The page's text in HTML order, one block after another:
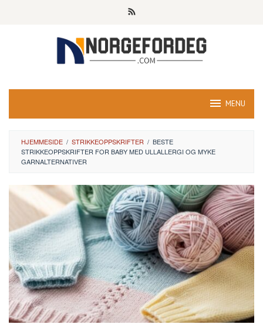
MENU
HJEMMESIDE / STRIKKEOPPSKRIFTER / BESTE
STRIKKEOPPSKRIFTER FOR BABY MED ULLALLERGI OG MYKE
GARNALTERNATIVER